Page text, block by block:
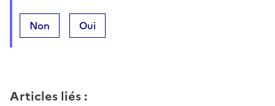
Non Oui
Articles liés :